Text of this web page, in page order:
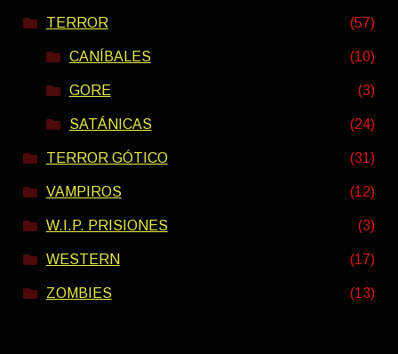
TERROR (57)
CANÍBALES (10)
GORE (3)
SATÁNICAS (24)
TERROR GÓTICO (31)
VAMPIROS (12)
W.I.P. PRISIONES (3)
WESTERN (17)
ZOMBIES (13)